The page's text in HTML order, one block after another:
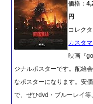
価格：
円
コレク
カスタ
映画『
ジナルポスターです。配給
なポスターになります。安
で、ぜひdvd・ブルーレイ